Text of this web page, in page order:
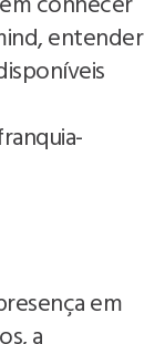
entender
em